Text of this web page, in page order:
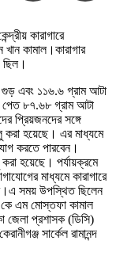
কারাগারে
খান কামাল।কারাগার
ছিল।
এবং ১১৬.৬ গ্রাম আটা
পেত ৮৭.৬৮ গ্রাম আটা
প্রিয়জনদের সঙ্গে
করা হয়েছে। এর মাধ্যমে
করতে পারবেন।
করা হয়েছে। পর্যায়ক্রমে
মাধ্যমে কারাগারে
সময় উপস্থিত ছিলেন
কে এম মোস্তফা কামাল
জেলা প্রশাসক (ডিসি)
সার্কেল রামানন্দ